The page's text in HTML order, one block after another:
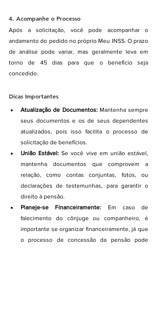
4. Acompanhe o Processo
Após a solicitação, você pode acompanhar o
andamento do pedido no próprio Meu INSS. O prazo
de análise pode variar, mas geralmente leva em
torno de 45 dias para que o benefício seja
concedido.
Dicas Importantes
Atualização de Documentos: Mantenha sempre
seus documentos e os de seus dependentes
atualizados, pois isso facilita o processo de
solicitação de benefícios.
União Estável: Se você vive em união estável,
mantenha documentos que comprovem a
relação, como contas conjuntas, fotos, ou
declarações de testemunhas, para garantir o
direito à pensão.
Planeje-se Financeiramente: Em caso de
falecimento do cônjuge ou companheiro, é
importante se organizar financeiramente, já que
o processo de concessão da pensão pode